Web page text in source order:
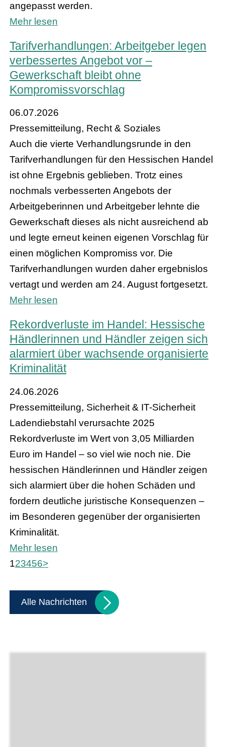
angepasst werden.
Mehr lesen
Tarifverhandlungen: Arbeitgeber legen
verbessertes Angebot vor –
Gewerkschaft bleibt ohne
Kompromissvorschlag
06.07.2026
Pressemitteilung, Recht & Soziales
Auch die vierte Verhandlungsrunde in den
Tarifverhandlungen für den Hessischen Handel
ist ohne Ergebnis geblieben. Trotz eines
nochmals verbesserten Angebots der
Arbeitgeberinnen und Arbeitgeber lehnte die
Gewerkschaft dieses als nicht ausreichend ab
und legte erneut keinen eigenen Vorschlag für
einen möglichen Kompromiss vor. Die
Tarifverhandlungen wurden daher ergebnislos
vertagt und werden am 24. August fortgesetzt.
Mehr lesen
Rekordverluste im Handel: Hessische
Händlerinnen und Händler zeigen sich
alarmiert über wachsende organisierte
Kriminalität
24.06.2026
Pressemitteilung, Sicherheit & IT-Sicherheit
Ladendiebstahl verursachte 2025
Rekordverluste im Wert von 3,05 Milliarden
Euro im Handel – so viel wie noch nie. Die
hessischen Händlerinnen und Händler zeigen
sich alarmiert über die hohen Schäden und
fordern deutliche juristische Konsequenzen –
im Besonderen gegenüber der organisierten
Kriminalität.
Mehr lesen
123456>
Alle Nachrichten